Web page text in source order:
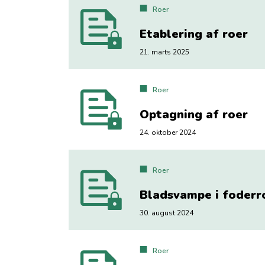
Roer
Etablering af roer
21. marts 2025
Roer
Optagning af roer
24. oktober 2024
Roer
Bladsvampe i
30. august 2024
Roer